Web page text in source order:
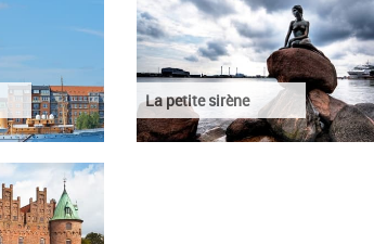
La petite sirène